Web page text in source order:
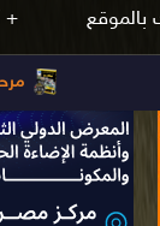
بالموقع
مرحباً بكم في موقع